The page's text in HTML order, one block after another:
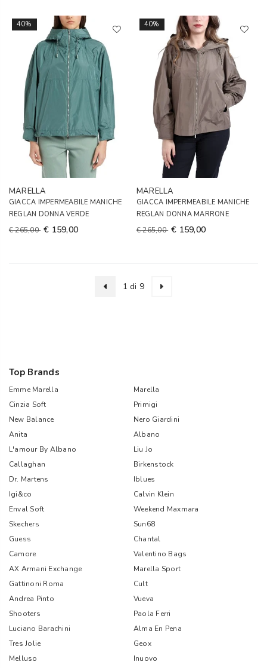
40%
MARELLA
GIACCA IMPERMEABILE MANICHE
REGLAN DONNA VERDE
€ 265,00 € 159,00
40%
MARELLA
GIACCA IMPERMEABILE MANICHE
REGLAN DONNA MARRONE
€ 265,00 € 159,00
1 di 9
Top Brands
Emme Marella
Marella
Cinzia Soft
Primigi
New Balance
Nero Giardini
Anita
Albano
L'amour By Albano
Liu Jo
Callaghan
Birkenstock
Dr. Martens
Iblues
Igi&co
Calvin Klein
Enval Soft
Weekend Maxmara
Skechers
Sun68
Guess
Chantal
Camore
Valentino Bags
AX Armani Exchange
Marella Sport
Gattinoni Roma
Cult
Andrea Pinto
Vueva
Shooters
Paola Ferri
Luciano Barachini
Alma En Pena
Tres Jolie
Geox
Melluso
Inuovo